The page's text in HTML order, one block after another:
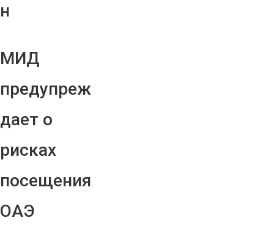
н
МИД
предупреж
дает о
рисках
посещения
ОАЭ